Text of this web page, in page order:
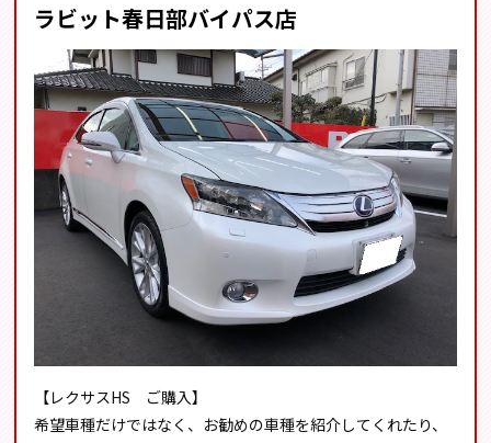
ラビット春日部バイパス店
【レクサスHS ご購入】
希望車種だけではなく、お勧めの車種を紹介してくれたり、